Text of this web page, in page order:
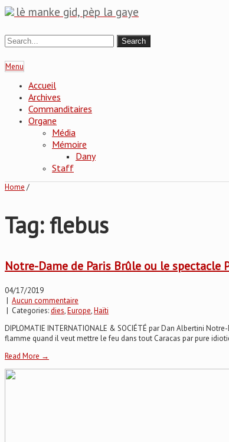
lè manke gid, pèp la gaye
Menu
Accueil
Archives
Commanditaires
Organe
Média
Mémoire
Dany
Staff
Home /
Tag: flebus
Notre-Dame de Paris Brûle ou le spectacle
04/17/2019
| Aucun commentaire
| Categories:dies,Europe,Haïti
DIPLOMATIE INTERNATIONALE & SOCIÉTÉ par Dan Albertini
flamme quand il veut mettre le feu dans tout Caracas par pure
Read More →